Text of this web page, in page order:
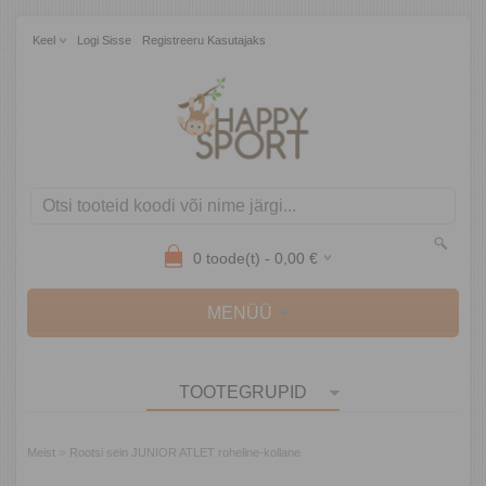
Keel Logi Sisse Registreeru Kasutajaks
0 toode(t) - 0,00 €
MENÜÜ
TOOTEGRUPID
Meist Rootsi sein JUNIOR ATLET roheline-kollane